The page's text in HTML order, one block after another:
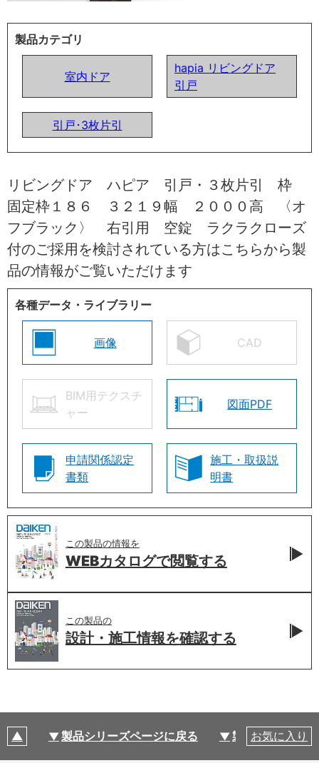
製品カテゴリ
室内ドア
hapia リビングドア
引戸
引戸･3枚片引
リビングドア ハピア 引戸・３枚片引 枠
固定枠１８６ ３２１９幅 ２０００高 〈オ
フブラック〉 右引用 空錠 ラクラクローズ
付のご採用を検討されている方はこちらから製
品の情報がご覧いただけます
各種データ・ライブラリー
画像 CAD
BIM用テクスチ
ャー
図面PDF
申請関係認定
書類
施工・取扱説
明書
この製品の情報を
WEBカタログで閲覧する
この製品の
設計・施工情報を確認する
製品シリーズページに戻る 製品仕様
お気に入り